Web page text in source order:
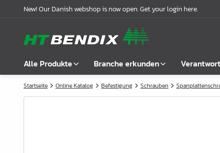
New! Our Danish webshop is now open. Get your login here.
Alle Produkte
Alle anzeigen
Branche erkunden
Möbelindustrie
Über uns
Startseite Online Katalog Befestigung Schrauben